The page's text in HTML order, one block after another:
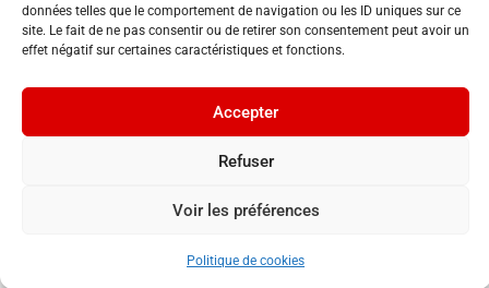
données telles que le comportement de navigation ou les ID uniques sur ce
site. Le fait de ne pas consentir ou de retirer son consentement peut avoir un
effet négatif sur certaines caractéristiques et fonctions.
Accepter
Refuser
Voir les préférences
Politique de cookies